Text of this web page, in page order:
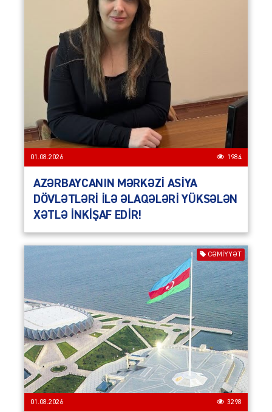
01.08.2026 1984
AZƏRBAYCANIN MƏRKƏZİ ASİYA
DÖVLƏTLƏRİ İLƏ ƏLAQƏLƏRİ YÜKSƏLƏN
XƏTLƏ İNKİŞAF EDİR!
CƏMIYYƏT
01.08.2026 3298